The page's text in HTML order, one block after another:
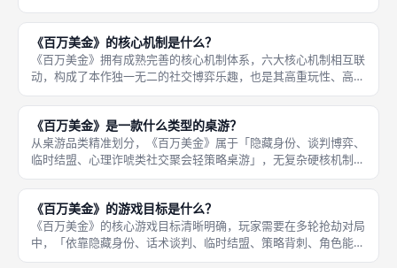
势废卡，共同构成完整的角色博弈体系，也是本作玩法丰富、重玩
性高的核心原因。五种角色分别为暴徒、恶棍、司机、告密者、谋
士，其中
《百万美金》的核心机制是什么？
《百万美金》拥有成熟完善的核心机制体系，六大核心机制相互联
动，构成了本作独一无二的社交博弈乐趣，也是其高重玩性、高互
动性的核心原因。六大核心机制分别为「隐藏角色选择、同步秘密
选角、自由谈判结盟、临时阵营组建、多阶段分层结算、差异化角
色制衡」
《百万美金》是一款什么类型的桌游？
从桌游品类精准划分，《百万美金》属于「隐藏身份、谈判博弈、
临时结盟、心理诈唬类社交聚会轻策略桌游」，无复杂硬核机制、
无繁琐数值运算、无随机骰子运气干扰，是纯玩家社交博弈的标杆
作品，也是成都桌游圈层团建破冰、好友聚会、新手社交的热门首
选。本作
《百万美金》的游戏目标是什么？
《百万美金》的核心游戏目标清晰明确，玩家需要在多轮抢劫对局
中，「依靠隐藏身份、话术谈判、临时结盟、策略背刺、角色能力
运营，尽可能积累高额赃款」，游戏全部轮次结束后，手持赃款总